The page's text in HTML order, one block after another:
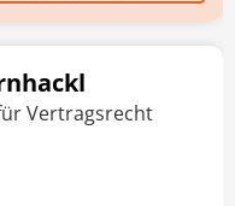
Vertragsrecht